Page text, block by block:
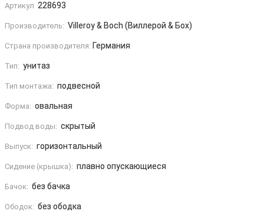
Артикул 228693
Производитель: Villeroy & Boch (Виллерой & Бох)
Страна производителя: Германия
Тип: унитаз
Тип монтажа: подвесной
Форма: овальная
Подвод воды: скрытый
Выпуск: горизонтальный
Сидение (крышка): плавно опускающиеся
Бачок: без бачка
Ободок: без ободка